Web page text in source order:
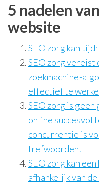
5 nadelen
website
SEO zorg kan
SEO zorg vereist
zoekmachine-
effectief te
SEO zorg is
online succesvol
concurrentie is
trefwoorden.
SEO zorg kan
afhankelijk van